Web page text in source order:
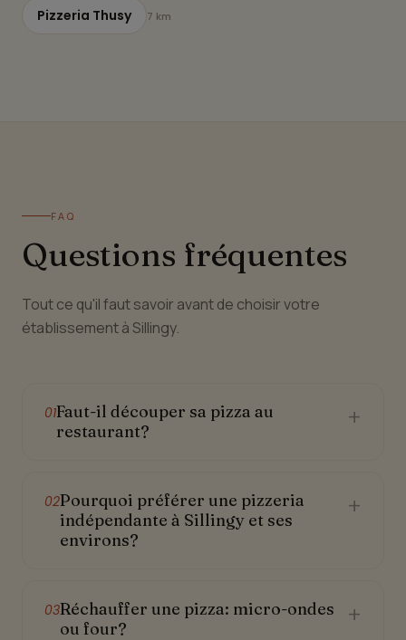
Pizzeria Thusy 7 km
FAQ
Questions fréquentes
Tout ce qu'il faut savoir avant de choisir votre
établissement à Sillingy.
01Faut-il découper sa pizza au
restaurant?
+
02Pourquoi préférer une pizzeria
indépendante à Sillingy et ses
environs?
+
03Réchauffer une pizza: micro-ondes
ou four?
+